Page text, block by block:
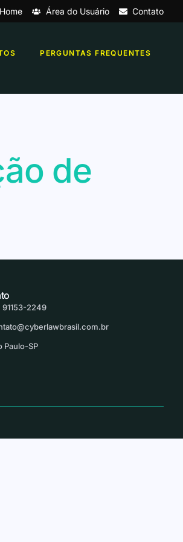
Home Área do Usuário Contato
PERGUNTAS FREQUENTES
de
91153-2249
Paulo-SP